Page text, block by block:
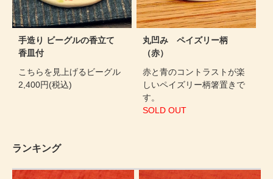
手造り ビーグルの香立て
香皿付
こちらを見上げるビーグル
2,400円(税込)
丸凹み ペイズリー柄
（赤）
赤と青のコントラストが楽
しいペイズリー柄箸置きで
す。
SOLD OUT
ランキング